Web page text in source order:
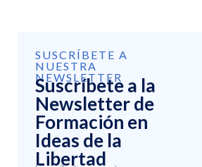
SUSCRÍBETE A
NUESTRA
NEWSLETTER
Suscríbete a la
Newsletter de
Formación en
Ideas de la
Libertad